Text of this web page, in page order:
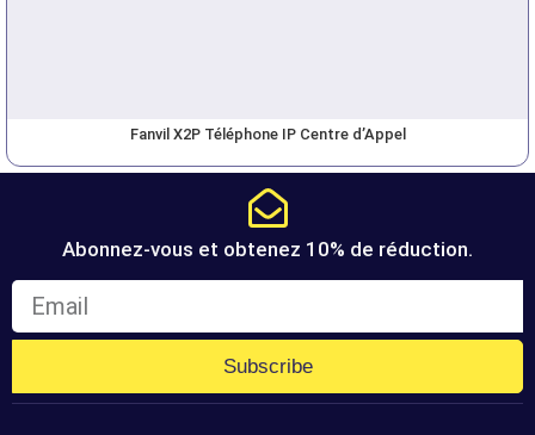
Fanvil X2P Téléphone IP Centre d’Appel
Abonnez-vous et obtenez 10% de réduction.
Subscribe